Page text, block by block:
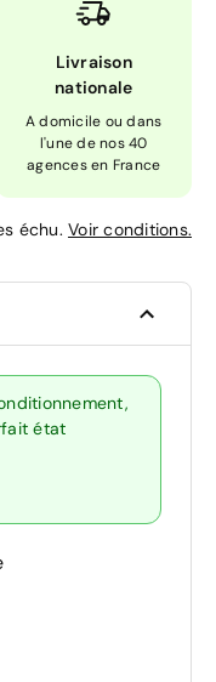
Livraison
nationale
A domicile ou dans
l'une de nos 40
agences en France
échu. Voir conditions.
état